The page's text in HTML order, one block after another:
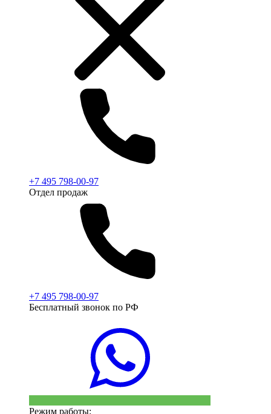
+7 495 798-00-97
Отдел продаж
+7 495 798-00-97
Бесплатный звонок по РФ
Режим работы: